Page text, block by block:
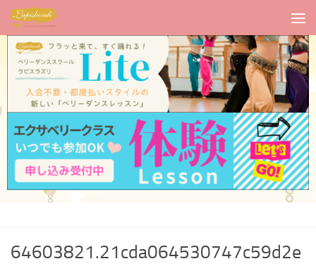
64603821.21cda064530747c59d2e